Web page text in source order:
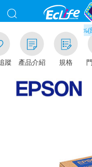
蹤 產品介紹 規格
滿千元門市取貨現折1%(